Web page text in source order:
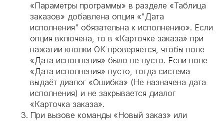
«Параметры программы» в разделе «Таблица
заказов» добавлена опция «"Дата
исполнения" обязательна к исполнению». Если
опция включена, то в «Карточке заказа» при
нажатии кнопки ОК проверяется, чтобы поле
«Дата исполнения» было не пусто. Если поле
«Дата исполнения» пусто, тогда система
выдаёт диалог «Ошибка» (Не назначена дата
исполнения) и не закрывается диалог
«Карточка заказа».
При вызове команды «Новый заказ» или